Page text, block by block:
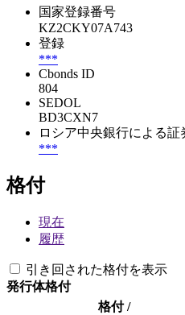
国家登録番号
KZ2CKY07A743
登録
***
Cbonds ID
804
SEDOL
BD3CXN7
ロシア中央銀行による証
***
格付
現在
履歴
引き回された格付を表示
発行体格付
格付 /